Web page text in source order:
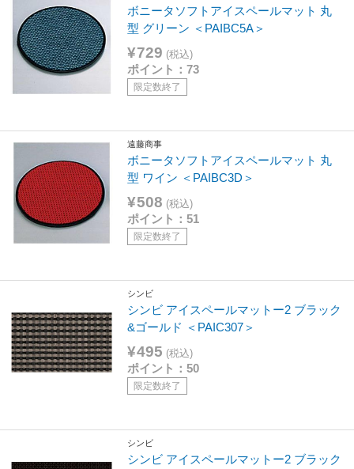
ボニータソフトアイスペールマット 丸
型 グリーン ＜PAIBC5A＞
¥729 (税込)
ポイント：73
限定数終了
遠藤商事
ボニータソフトアイスペールマット 丸
型 ワイン ＜PAIBC3D＞
¥508 (税込)
ポイント：51
限定数終了
シンビ
シンビ アイスペールマットー2 ブラック
&ゴールド ＜PAIC307＞
¥495 (税込)
ポイント：50
限定数終了
シンビ
シンビ アイスペールマットー2 ブラック